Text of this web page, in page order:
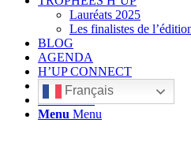
Lauréats 2025
Les finalistes de
BLOG
AGENDA
H’UP CONNECT
Français
Rechercher
Menu Menu